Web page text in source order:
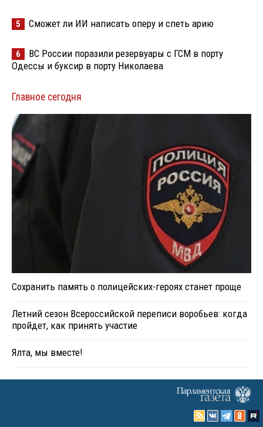
5 Сможет ли ИИ написать оперу и спеть арию
6
ВС России поразили резервуары с ГСМ в порту
Одессы и буксир в порту Николаева
Главное сегодня
Сохранить память о полицейских-героях станет проще
Летний сезон Всероссийской переписи воробьев: когда
пройдет, как принять участие
Ялта, мы вместе!